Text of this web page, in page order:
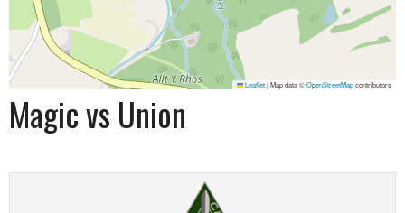
Leaflet|Map data ©OpenStreetMapcontributors
Magic vs Union